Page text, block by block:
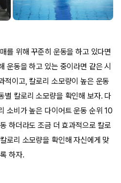
를 위해 꾸준히 운동을 하고 있다면
운동을 하고 있는 중이라면 같은 시
적이고, 칼로리 소모량이 높은 운동
별 칼로리 소모량을 확인해 보자. 다
소비가 높은 다이어트 운동 순위 10
하더라도 조금 더 효과적으로 칼로
로리 소모량을 확인해 자신에게 맞
하자.